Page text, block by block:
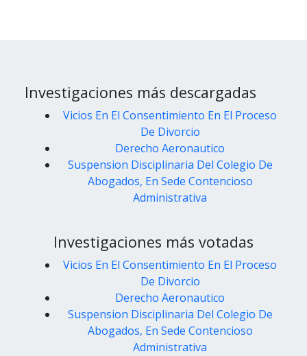
Investigaciones más descargadas
Vicios En El Consentimiento En El Proceso
De Divorcio
Derecho Aeronautico
Suspension Disciplinaria Del Colegio De
Abogados, En Sede Contencioso
Administrativa
Investigaciones más votadas
Vicios En El Consentimiento En El Proceso
De Divorcio
Derecho Aeronautico
Suspension Disciplinaria Del Colegio De
Abogados, En Sede Contencioso
Administrativa